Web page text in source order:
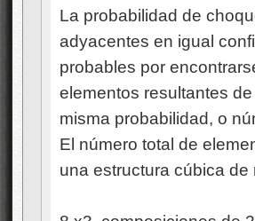
La probabilidad de
adyacentes en igual
probables por
elementos resultantes
misma probabilidad, o
El número total de
una estructura cúbica de